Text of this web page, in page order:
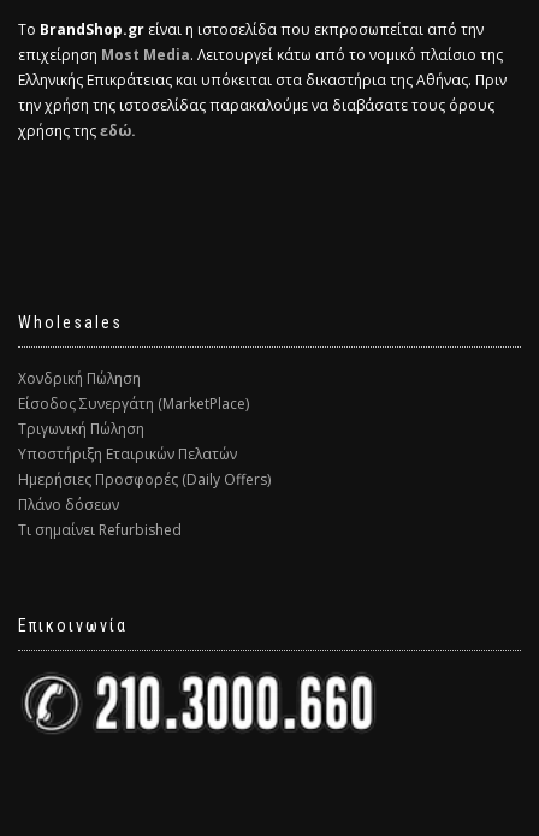
Το BrandShop.gr είναι η ιστοσελίδα που εκπροσωπείται από την
επιχείρηση Most Media. Λειτουργεί κάτω από το νομικό πλαίσιο της
Ελληνικής Επικράτειας και υπόκειται στα δικαστήρια της Αθήνας. Πριν
την χρήση της ιστοσελίδας παρακαλούμε να διαβάσατε τους όρους
χρήσης τηςεδώ.
Wholesales
Χονδρική Πώληση
Είσοδος Συνεργάτη (MarketPlace)
Τριγωνική Πώληση
Υποστήριξη Εταιρικών Πελατών
Ημερήσιες Προσφορές (Daily Offers)
Πλάνο δόσεων
Τι σημαίνει Refurbished
Επικοινωνία